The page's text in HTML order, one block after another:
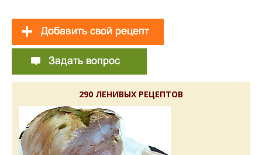
290 ЛЕНИВЫХ РЕЦЕПТОВ